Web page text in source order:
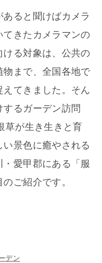
ると聞けばカメラ
きたカメラマンの
る対象は、公共の
物まで、全国各地で
てきました。そん
るガーデン訪問
草が生き生きと育
景色に癒やされる
愛甲郡にある「服
ご紹介です。
デン